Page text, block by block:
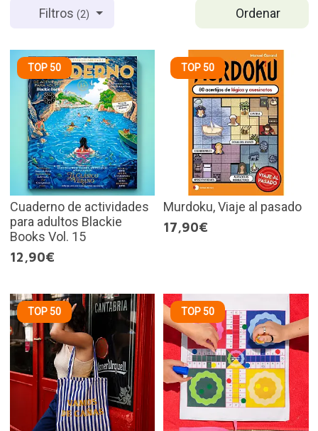
Ordenar
Filtros(2)
TOP 50
Cuaderno de actividades
para adultos Blackie
Books Vol. 15
12,90€
TOP 50
Murdoku, Viaje al pasado
17,90€
TOP 50 TOP 50